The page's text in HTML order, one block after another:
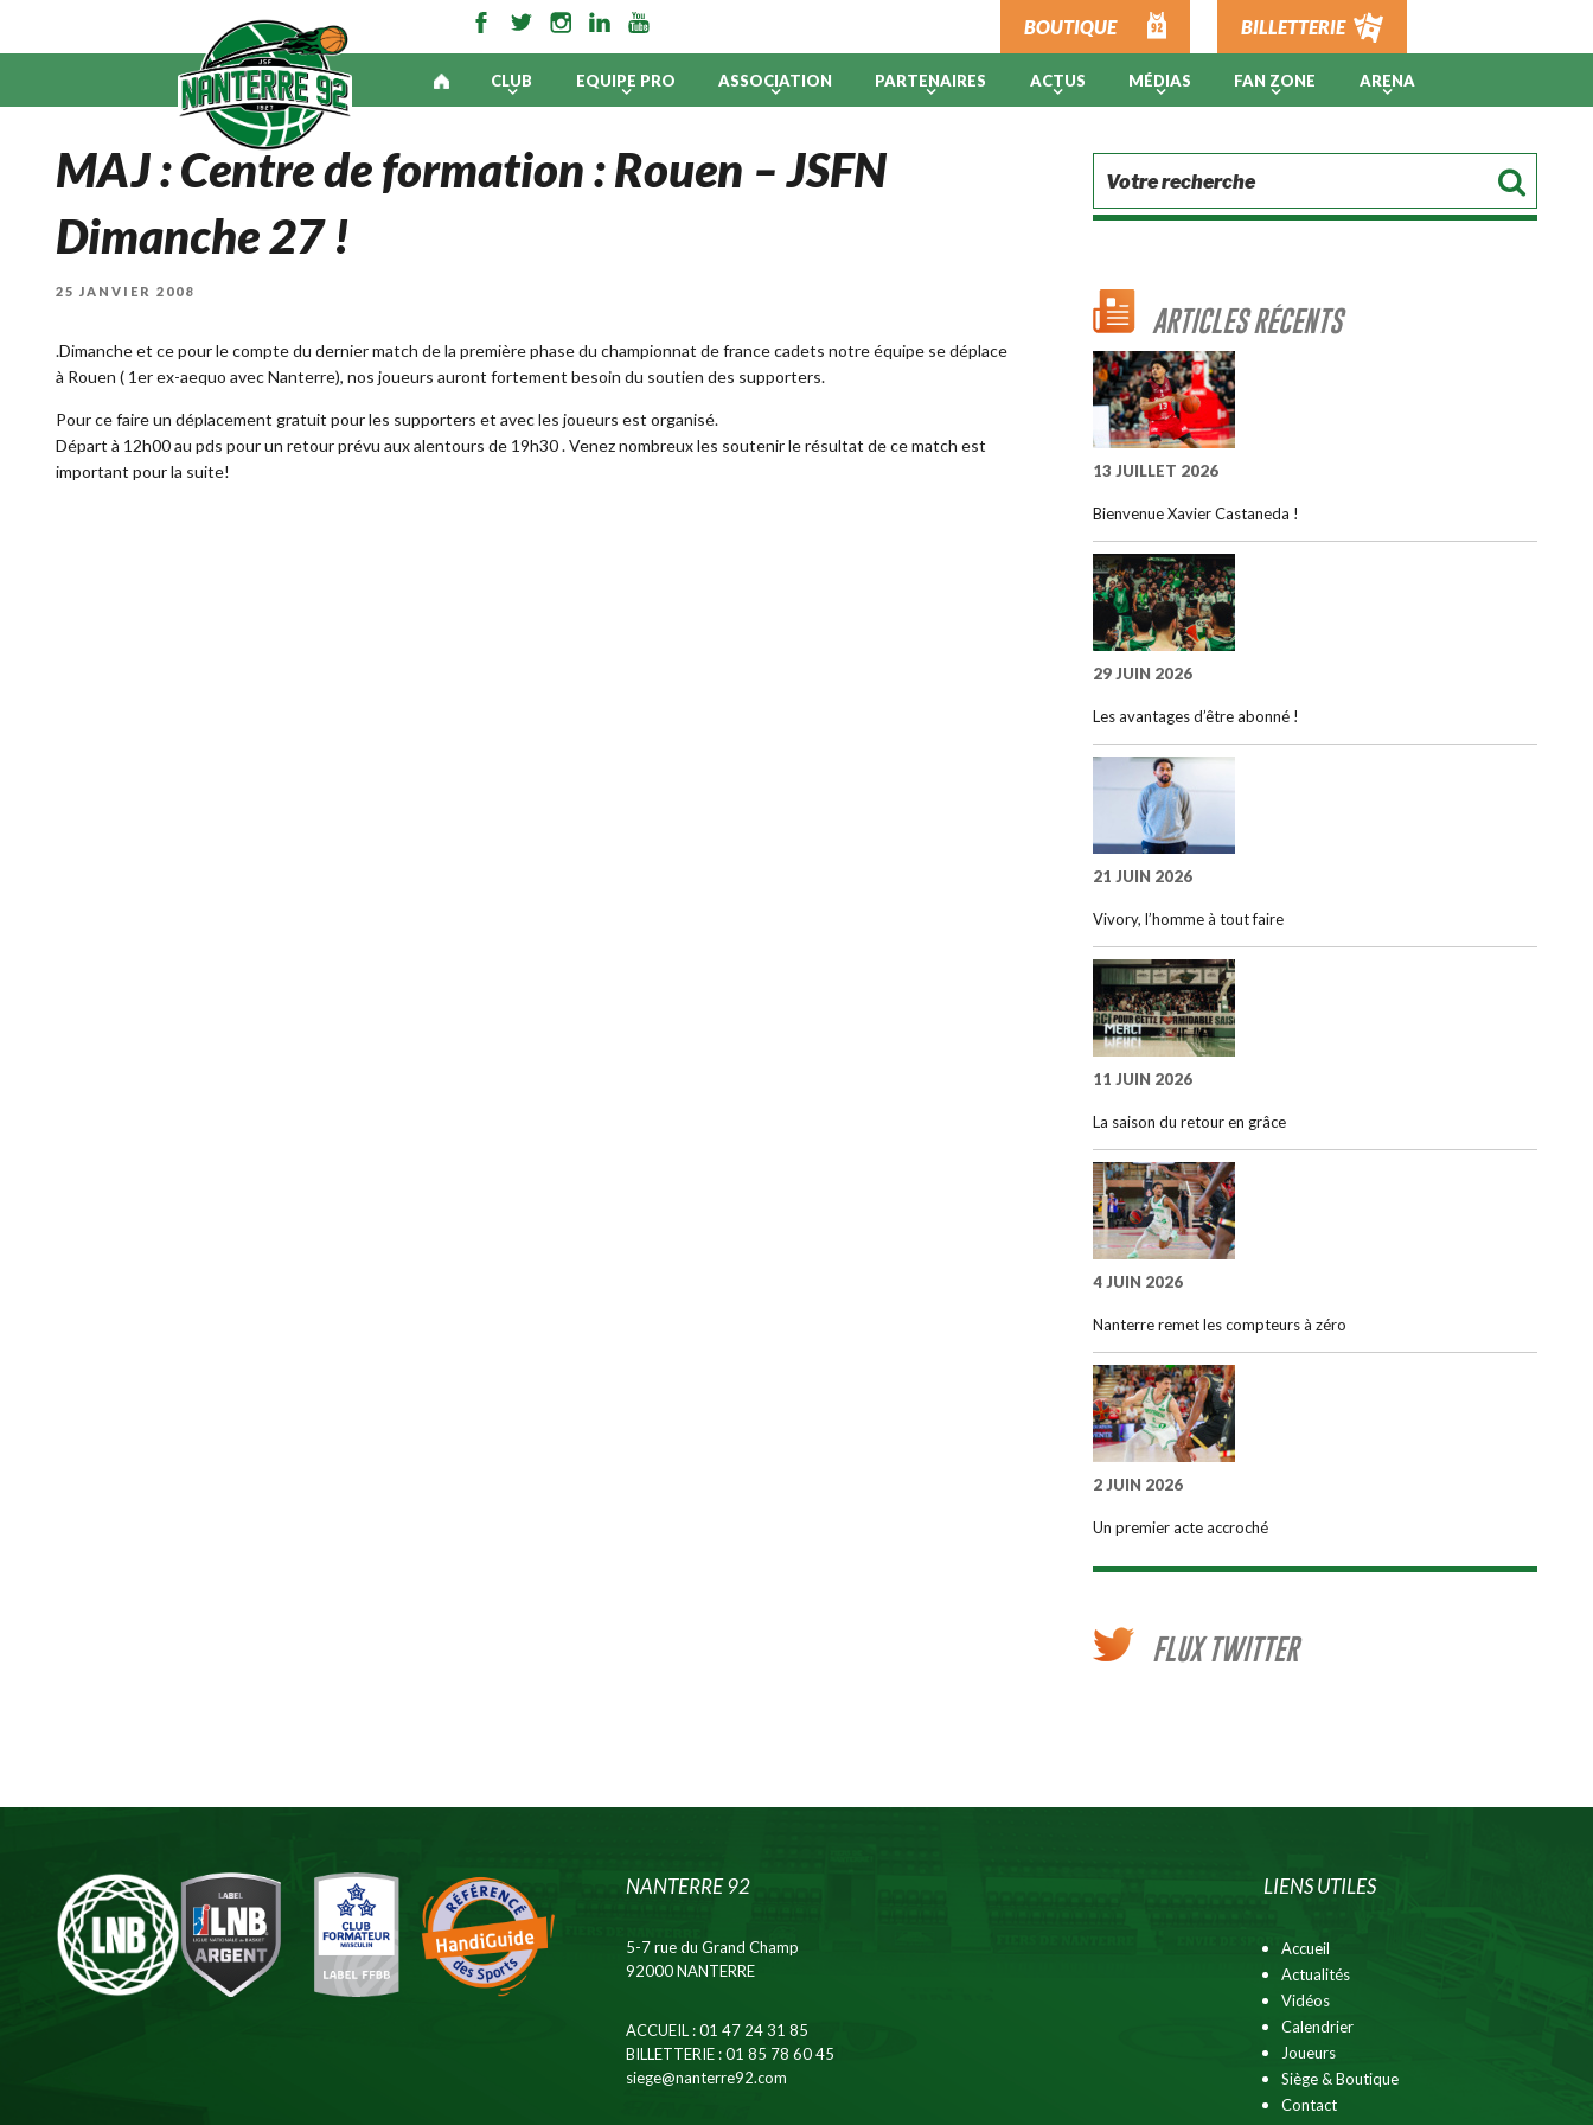
BOUTIQUE BILLETTERIE
CLUB EQUIPE PRO ASSOCIATION PARTENAIRES ACTUS MÉDIAS FAN ZONE ARENA
MAJ : Centre de formation : Rouen – JSFN
Dimanche 27 !
PUBLIÉ
25 JANVIER 2008
.Dimanche et ce pour le compte du dernier match de la première phase du championnat de france cadets notre équipe se déplace
à Rouen ( 1er ex-aequo avec Nanterre), nos joueurs auront fortement besoin du soutien des supporters.
Pour ce faire un déplacement gratuit pour les supporters et avec les joueurs est organisé.
Départ à 12h00 au pds pour un retour prévu aux alentours de 19h30 . Venez nombreux les soutenir le résultat de ce match est
important pour la suite!
ARTICLES RÉCENTS
13 JUILLET 2026
Bienvenue Xavier Castaneda !
29 JUIN 2026
Les avantages d’être abonné !
21 JUIN 2026
Vivory, l’homme à tout faire
11 JUIN 2026
La saison du retour en grâce
4 JUIN 2026
Nanterre remet les compteurs à zéro
2 JUIN 2026
Un premier acte accroché
FLUX TWITTER
NANTERRE 92
5-7 rue du Grand Champ
92000 NANTERRE
ACCUEIL : 01 47 24 31 85
BILLETTERIE : 01 85 78 60 45
siege@nanterre92.com
LIENS UTILES
Accueil
Actualités
Vidéos
Calendrier
Joueurs
Siège & Boutique
Contact